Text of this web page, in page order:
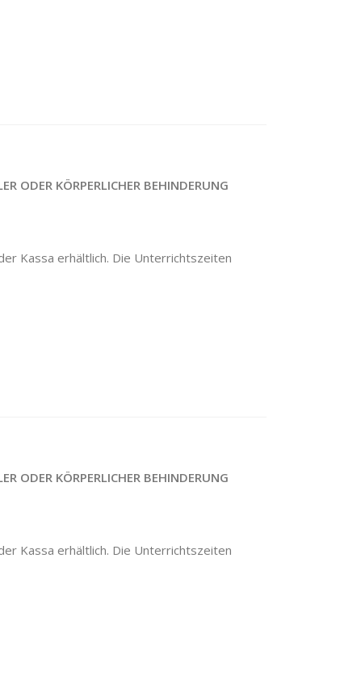
ODER KÖRPERLICHER BEHINDERUNG
Kassa erhältlich. Die Unterrichtszeiten
ODER KÖRPERLICHER BEHINDERUNG
Kassa erhältlich. Die Unterrichtszeiten